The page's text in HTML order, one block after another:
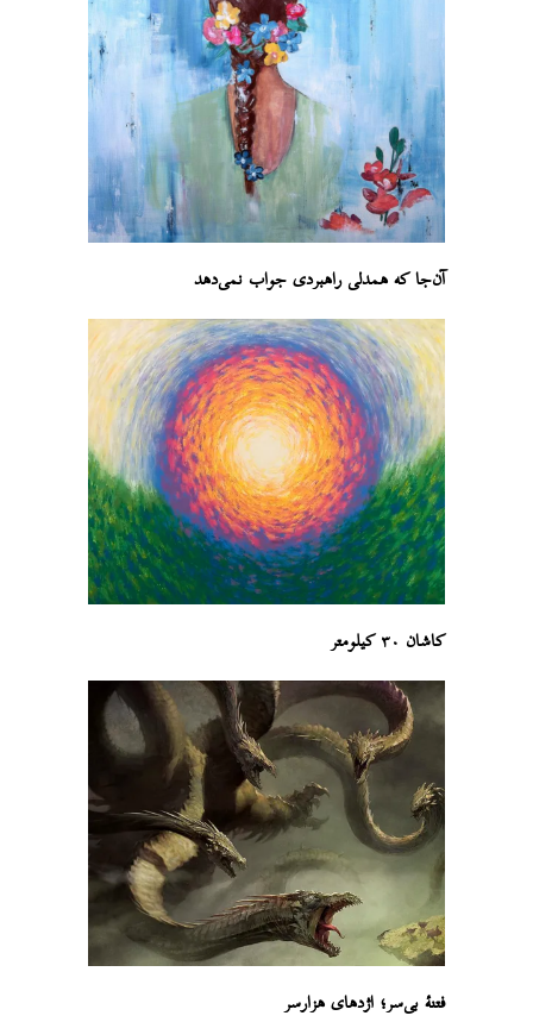
آن‌جا که همدلی راهبردی جواب نمی‌دهد
کاشان ۳۰ کیلومتر
فتنهٔ بی‌سر؛ اژدهای هزارسر